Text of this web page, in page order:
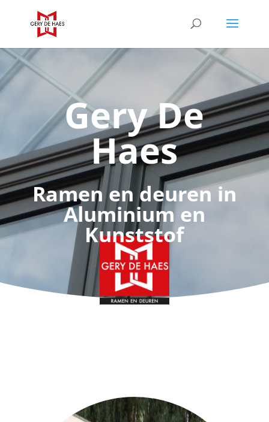
Gery De
Haes
Ramen en deuren in
Aluminium en
Kunststof